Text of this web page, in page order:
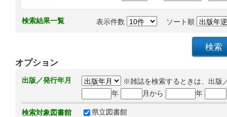
検索結果一覧 表示件数 ソート順
オプション
出版／発行年月
※雑誌を検索するときは、出版
年
月から 年
検索対象図書館 県立図書館